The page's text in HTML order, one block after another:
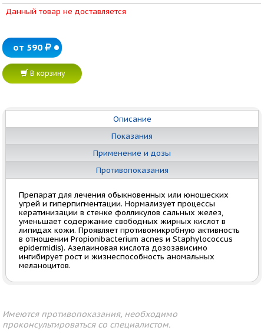
Данный товар не доставляется
от 590
В корзину
Описание
Показания
Применение и дозы
Противопоказания
Препарат для лечения обыкновенных или юношеских
угрей и гиперпигментации. Нормализует процессы
кератинизации в стенке фолликулов сальных желез,
уменьшает содержание свободных жирных кислот в
липидах кожи. Проявляет противомикробную активность
в отношении Propionibacterium acnes и Staphylococcus
epidermidis). Азелаиновая кислота дозозависимо
ингибирует рост и жизнеспособность аномальных
меланоцитов.
Имеются противопоказания, необходимо
проконсультироваться со специалистом.